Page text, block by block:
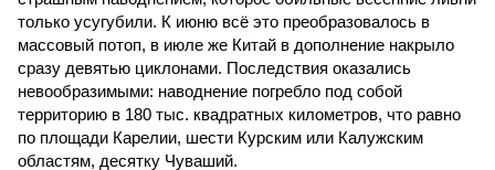
только усугубили. К июню всё это преобразовалось в
массовый потоп, в июле же Китай в дополнение накрыло
сразу девятью циклонами. Последствия оказались
невообразимыми: наводнение погребло под собой
территорию в 180 тыс. квадратных километров, что равно
по площади Карелии, шести Курским или Калужским
областям, десятку Чуваший.